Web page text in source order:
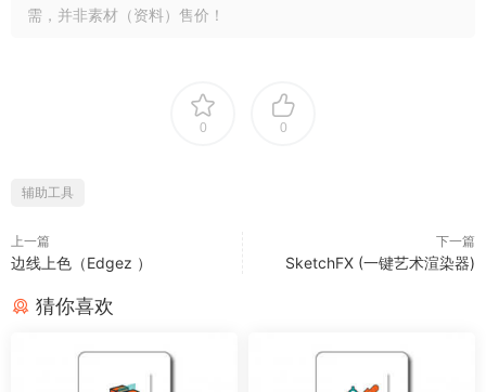
需，并非素材（资料）售价！
0 0
辅助工具
上一篇
边线上色（Edgez ）
下一篇
SketchFX (一键艺术渲染器)
猜你喜欢